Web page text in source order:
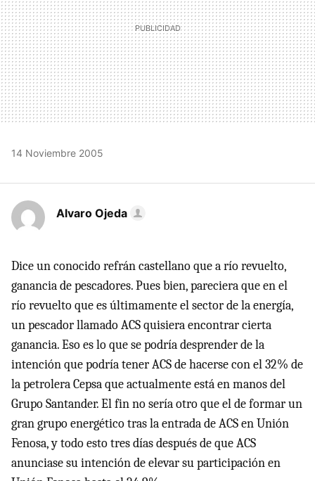
14 Noviembre 2005
Alvaro Ojeda
Dice un conocido refrán castellano que a río revuelto,
ganancia de pescadores. Pues bien, pareciera que en el
río revuelto que es últimamente el sector de la energía,
un pescador llamado ACS quisiera encontrar cierta
ganancia. Eso es lo que se podría desprender de la
intención que podría tener ACS de hacerse con el 32% de
la petrolera Cepsa que actualmente está en manos del
Grupo Santander. El fin no sería otro que el de formar un
gran grupo energético tras la entrada de ACS en Unión
Fenosa, y todo esto tres días después de que ACS
anunciase su intención de elevar su participación en